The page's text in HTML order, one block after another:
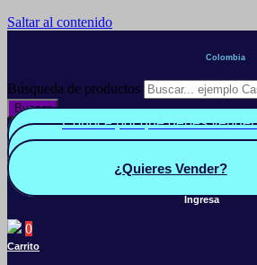
Saltar al contenido
Colombia
Búsqueda de productos
Buscar
Conoce por qué debes
Quiero Vender
¿Quieres Vender?
Ingresa
0
Carrito